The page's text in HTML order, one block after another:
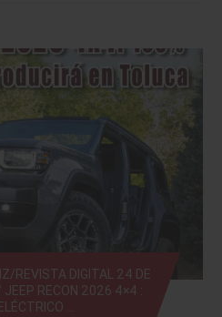
REVISTA DIGITAL 24 DE
RECON 2026 4×4 :
…